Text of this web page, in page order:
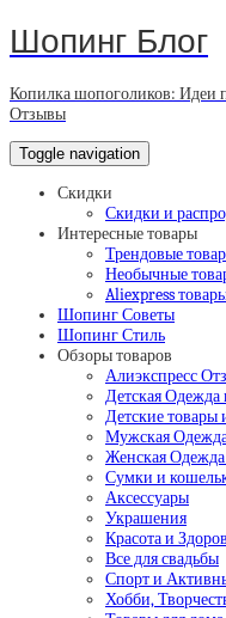
Шопинг Блог
Копилка шопоголиков: Идеи
Отзывы
Toggle navigation
Скидки
Скидки и
Интересные товары
Трендовые
Необычные
Aliexpress
Шопинг Советы
Шопинг Стиль
Обзоры товаров
Алиэкспресс
Детская Одежда
Детские
Мужская
Женская
Сумки и
Аксессуары
Украшения
Красота и
Все для свадьбы
Спорт и
Хобби,